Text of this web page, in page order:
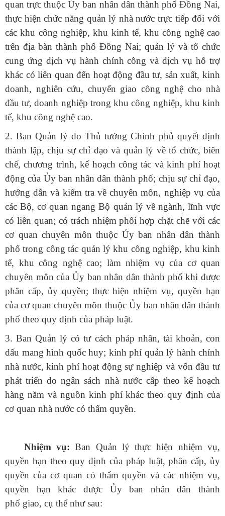
quan trực thuộc Ủy ban nhân dân thành phố Đồng Nai,
thực hiện chức năng quản lý nhà nước trực tiếp đối với
các khu công nghiệp, khu kinh tế, khu công nghệ cao
trên địa bàn thành phố Đồng Nai; quản lý và tổ chức
cung ứng dịch vụ hành chính công và dịch vụ hỗ trợ
khác có liên quan đến hoạt động đầu tư, sản xuất, kinh
doanh, nghiên cứu, chuyển giao công nghệ cho nhà
đầu tư, doanh nghiệp trong khu công nghiệp, khu kinh
tế, khu công nghệ cao.
2. Ban Quản lý do Thủ tướng Chính phủ quyết định
thành lập, chịu sự chỉ đạo và quản lý về tổ chức, biên
chế, chương trình, kế hoạch công tác và kinh phí hoạt
động của Ủy ban nhân dân thành phố; chịu sự chỉ đạo,
hướng dẫn và kiểm tra về chuyên môn, nghiệp vụ của
các Bộ, cơ quan ngang Bộ quản lý về ngành, lĩnh vực
có liên quan; có trách nhiệm phối hợp chặt chẽ với các
cơ quan chuyên môn thuộc Ủy ban nhân dân thành
phố trong công tác quản lý khu công nghiệp, khu kinh
tế, khu công nghệ cao; làm nhiệm vụ của cơ quan
chuyên môn của Ủy ban nhân dân thành phố khi được
phân cấp, ủy quyền; thực hiện nhiệm vụ, quyền hạn
của cơ quan chuyên môn thuộc Ủy ban nhân dân thành
phố theo quy định của pháp luật.
​3. Ban Quản lý có tư cách pháp nhân, tài khoản, con
dấu mang hình quốc huy; kinh phí quản lý hành chính
nhà nước, kinh phí hoạt động sự nghiệp và vốn đầu tư
phát triển do ngân sách nhà nước cấp theo kế hoạch
hàng năm và nguồn kinh phí khác theo quy định của
cơ quan nhà nước có thẩm quyền.
​Nhiệm vụ: Ban Quản lý thực hiện nhiệm vụ,
quyền hạn theo quy định của pháp luật, phân cấp, ủy
quyền của cơ quan có thẩm quyền và các nhiệm vụ,
quyền hạn khác được Ủy ban nhân dân thành
phố giao, cụ thể như sau: